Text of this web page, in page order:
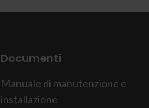
Documenti
Manuale di manutenzione e
installazione